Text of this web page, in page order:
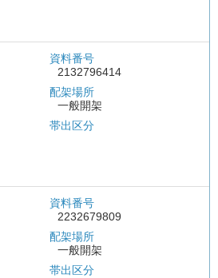
資料番号
2132796414
配架場所
一般開架
帯出区分
資料番号
2232679809
配架場所
一般開架
帯出区分